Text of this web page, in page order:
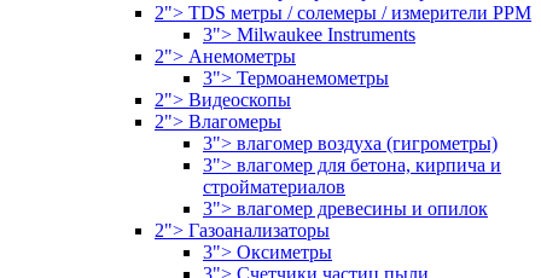
2"> TDS метры / солемеры / измерители PPM
3"> Milwaukee Instruments
2"> Анемометры
3"> Термоанемометры
2"> Видеоскопы
2"> Влагомеры
3"> влагомер воздуха (гигрометры)
3"> влагомер для бетона, кирпича и
стройматериалов
3"> влагомер древесины и опилок
2"> Газоанализаторы
3"> Оксиметры
3"> Счетчики частиц пыли